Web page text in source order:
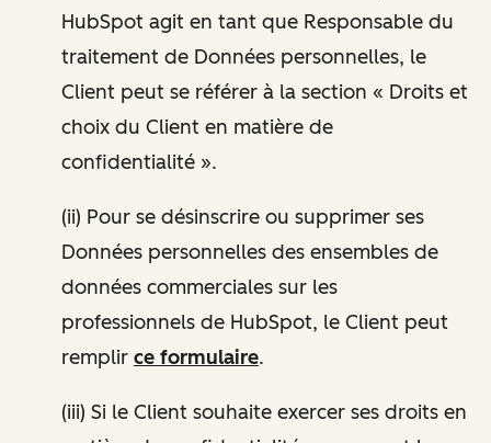
HubSpot agit en tant que Responsable du
traitement de Données personnelles, le
Client peut se référer à la section « Droits et
choix du Client en matière de
confidentialité ».
(ii) Pour se désinscrire ou supprimer ses
Données personnelles des ensembles de
données commerciales sur les
professionnels de HubSpot, le Client peut
remplir ce formulaire.
(iii) Si le Client souhaite exercer ses droits en